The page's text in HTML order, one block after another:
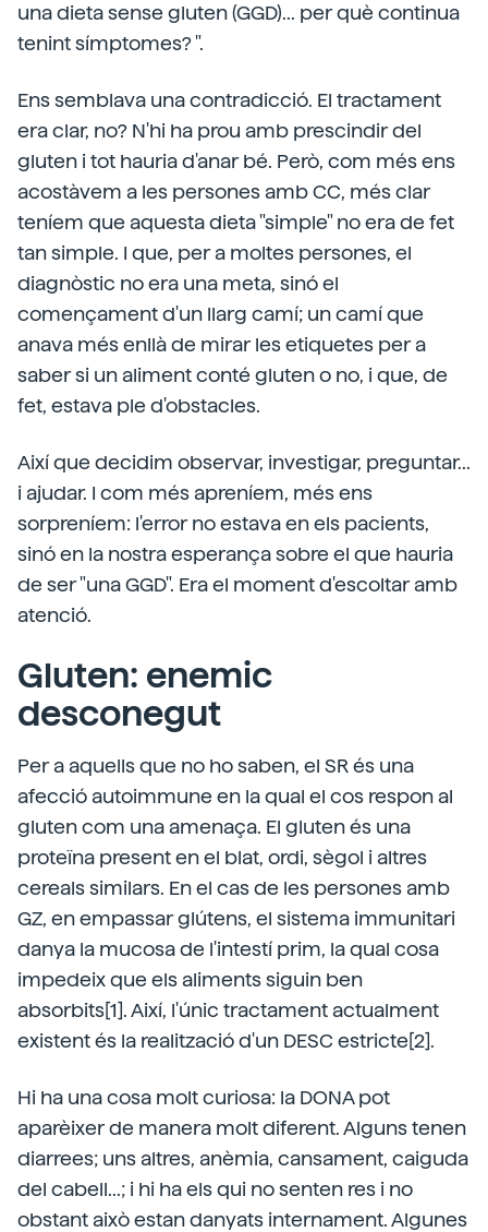
una dieta sense gluten (GGD)... per què continua
tenint símptomes? ".
Ens semblava una contradicció. El tractament
era clar, no? N'hi ha prou amb prescindir del
gluten i tot hauria d'anar bé. Però, com més ens
acostàvem a les persones amb CC, més clar
teníem que aquesta dieta "simple" no era de fet
tan simple. I que, per a moltes persones, el
diagnòstic no era una meta, sinó el
començament d'un llarg camí; un camí que
anava més enllà de mirar les etiquetes per a
saber si un aliment conté gluten o no, i que, de
fet, estava ple d'obstacles.
Així que decidim observar, investigar, preguntar...
i ajudar. I com més apreníem, més ens
sorpreníem: l'error no estava en els pacients,
sinó en la nostra esperança sobre el que hauria
de ser "una GGD". Era el moment d'escoltar amb
atenció.
Gluten: enemic
desconegut
Per a aquells que no ho saben, el SR és una
afecció autoimmune en la qual el cos respon al
gluten com una amenaça. El gluten és una
proteïna present en el blat, ordi, sègol i altres
cereals similars. En el cas de les persones amb
GZ, en empassar glútens, el sistema immunitari
danya la mucosa de l'intestí prim, la qual cosa
impedeix que els aliments siguin ben
absorbits[1]. Així, l'únic tractament actualment
existent és la realització d'un DESC estricte[2].
Hi ha una cosa molt curiosa: la DONA pot
aparèixer de manera molt diferent. Alguns tenen
diarrees; uns altres, anèmia, cansament, caiguda
del cabell...; i hi ha els qui no senten res i no
obstant això estan danyats internament. Algunes